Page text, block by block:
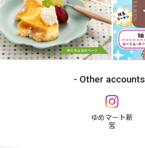
Other accounts
ゆめマート新
宮